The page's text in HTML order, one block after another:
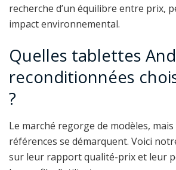
recherche d’un équilibre entre prix,
impact environnemental.
Quelles tablettes
reconditionnées
?
Le marché regorge de modèles,
références se démarquent. Voici
sur leur rapport qualité-prix et leur